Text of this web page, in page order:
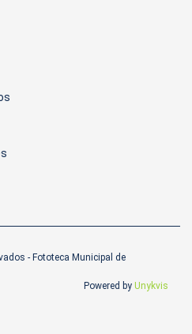
- Fototeca Municipal de
Powered by Unykvis